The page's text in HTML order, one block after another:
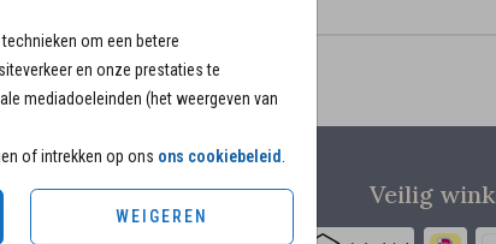
om een betere
en onze prestaties te
mediadoeleinden (het weergeven van
of intrekken op ons ons cookiebeleid
WEIGEREN
ons met 4.82 / 5
Veilig